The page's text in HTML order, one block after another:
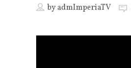
byadmImperiaTV